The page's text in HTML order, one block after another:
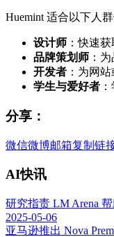
Huemint 适合以下人群
设计师 ：快速
品牌策划师 ：
开发者 ：为网
学生与爱好者
分享：
微信微博邮箱复制链
AI快讯
研究指责 LM Arena
2025-05-06
亚马逊推出 Nova